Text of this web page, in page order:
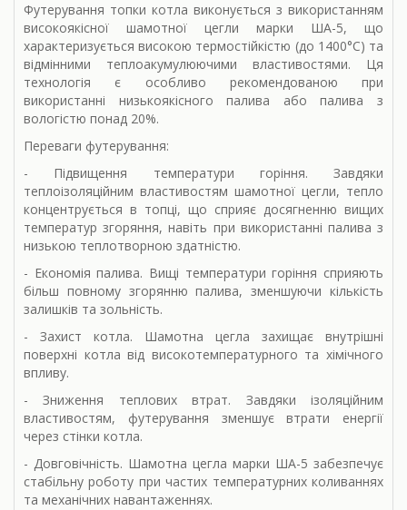
Футерування топки котла виконується з використанням
високоякісної шамотної цегли марки ША-5, що
характеризується високою термостійкістю (до 1400°C) та
відмінними теплоакумулюючими властивостями. Ця
технологія є особливо рекомендованою при
використанні низькоякісного палива або палива з
вологістю понад 20%.
Переваги футерування:
- Підвищення температури горіння. Завдяки
теплоізоляційним властивостям шамотної цегли, тепло
концентрується в топці, що сприяє досягненню вищих
температур згоряння, навіть при використанні палива з
низькою теплотворною здатністю.
- Економія палива. Вищі температури горіння сприяють
більш повному згорянню палива, зменшуючи кількість
залишків та зольність.
- Захист котла. Шамотна цегла захищає внутрішні
поверхні котла від високотемпературного та хімічного
впливу.
- Зниження теплових втрат. Завдяки ізоляційним
властивостям, футерування зменшує втрати енергії
через стінки котла.
- Довговічність. Шамотна цегла марки ША-5 забезпечує
стабільну роботу при частих температурних коливаннях
та механічних навантаженнях.